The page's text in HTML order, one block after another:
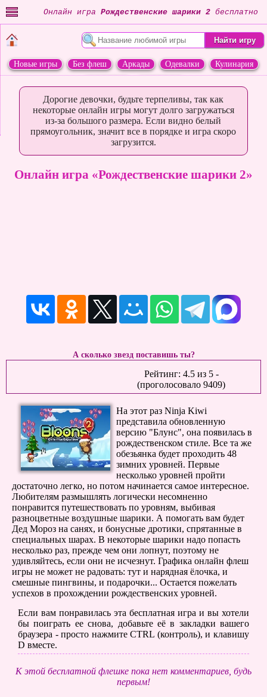
Онлайн игра Рождественские шарики 2 бесплатно
Новые игры Без флеш Аркады Одевалки
Кулинария
Дорогие девочки, будьте терпеливы, так как
некоторые онлайн игры могут долго загружаться
из-за большого размера. Если видно белый
прямоугольник, значит все в порядке и игра скоро
загрузится.
Онлайн игра «Рождественские шарики 2»
А сколько звезд поставишь ты?
Рейтинг: 4.5из 5-
(проголосовало 9409)
На этот раз Ninja Kiwi
представила обновленную
версию "Блунс", она появилась в
рождественском стиле. Все та же
обезьянка будет проходить 48
зимних уровней. Первые
несколько уровней пройти
достаточно легко, но потом начинается самое интересное.
Любителям размышлять логически несомненно
понравится путешествовать по уровням, выбивая
разноцветные воздушные шарики. А помогать вам будет
Дед Мороз на санях, и бонусные дротики, спрятанные в
специальных шарах. В некоторые шарики надо попасть
несколько раз, прежде чем они лопнут, поэтому не
удивляйтесь, если они не исчезнут. Графика онлайн флеш
игры не может не радовать: тут и нарядная ёлочка, и
смешные пингвины, и подарочки... Остается пожелать
успехов в прохождении рождественских уровней.
Если вам понравилась эта бесплатная игра и вы хотели
бы поиграть ее снова, добавьте её в закладки вашего
браузера - просто нажмите CTRL (контроль), и клавишу
D вместе.
К этой бесплатной флешке пока нет комментариев, будь
первым!